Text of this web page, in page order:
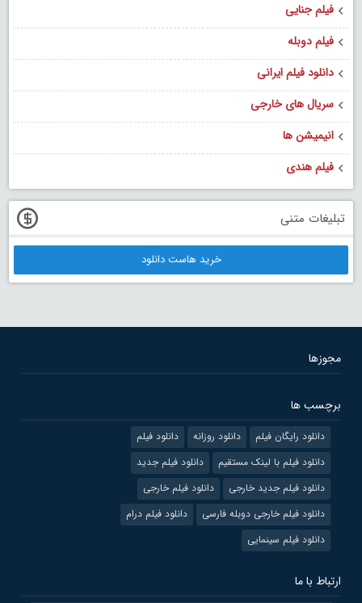
فیلم جنایی
فیلم دوبله
دانلود فیلم ایرانی
سریال های خارجی
انیمیشن ها
فیلم هندی
تبلیغات متنی
خرید هاست دانلود
مجوزها
برچسب ها
دانلود رایگان فیلم دانلود روزانه
دانلود فیلم
دانلود فیلم با لینک مستقیم
دانلود فیلم جدید
دانلود فیلم جدید خارجی
دانلود فیلم خارجی
دانلود فیلم خارجی دوبله فارسی
دانلود فیلم درام
دانلود فیلم سینمایی
ارتباط با ما